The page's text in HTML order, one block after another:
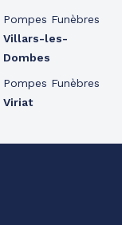
Pompes Funèbres
Villars-les-
Dombes
Pompes Funèbres
Viriat